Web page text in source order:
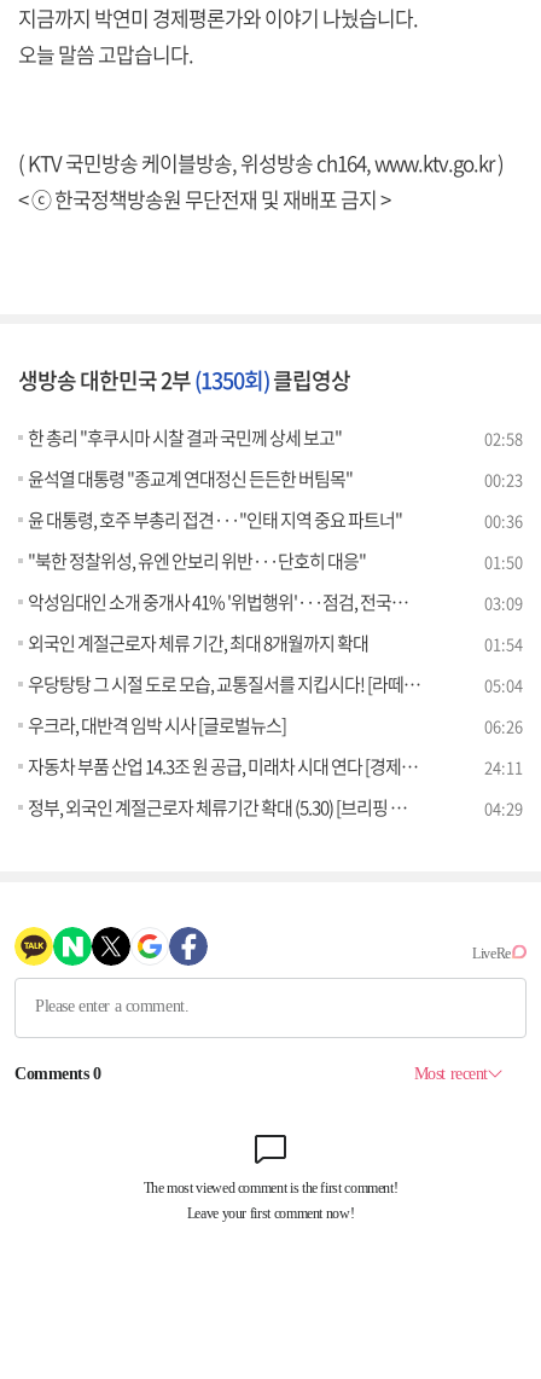
지금까지 박연미 경제평론가와 이야기 나눴습니다.
오늘 말씀 고맙습니다.
( KTV 국민방송 케이블방송, 위성방송 ch164,www.ktv.go.kr)
< ⓒ 한국정책방송원 무단전재 및 재배포 금지 >
생방송 대한민국 2부(1350회)클립영상
한 총리 "후쿠시마 시찰 결과 국민께 상세 보고" 02:58
윤석열 대통령 "종교계 연대정신 든든한 버팀목" 00:23
윤 대통령, 호주 부총리 접견···"인태 지역 중요 파트너" 00:36
"북한 정찰위성, 유엔 안보리 위반···단호히 대응" 01:50
악성임대인 소개 중개사 41% '위법행위'···점검, 전국으로 확대 03:09
외국인 계절근로자 체류 기간, 최대 8개월까지 확대 01:54
우당탕탕 그 시절 도로 모습, 교통질서를 지킵시다! [라떼는 뉴우스] 05:04
우크라, 대반격 임박 시사 [글로벌뉴스] 06:26
자동차 부품 산업 14.3조 원 공급, 미래차 시대 연다 [경제&이슈] 24:11
정부, 외국인 계절근로자 체류기간 확대 (5.30) [브리핑 인사이트] 04:29